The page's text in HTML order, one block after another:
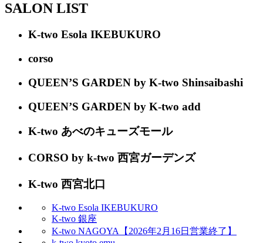
SALON LIST
K-two Esola IKEBUKURO
corso
QUEEN’S GARDEN by K-two Shinsaibashi
QUEEN’S GARDEN by K-two add
K-two あべのキューズモール
CORSO by k-two 西宮ガーデンズ
K-two 西宮北口
K-two Esola IKEBUKURO
K-two 銀座
K-two NAGOYA【2026年2月16日営業終了】